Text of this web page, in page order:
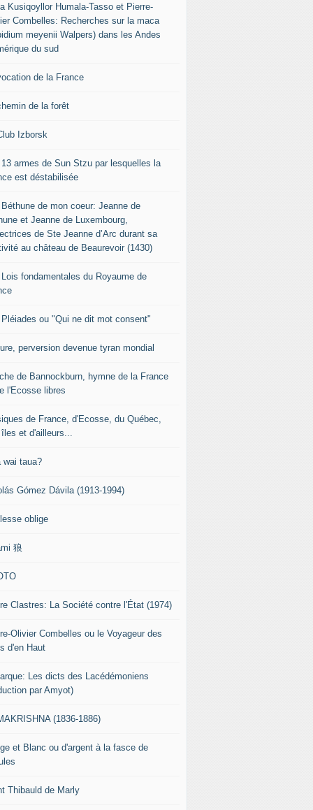
Kusiqoyllor Humala-Tasso et Pierre-
Combelles: Recherches sur la maca
meyenii Walpers) dans les Andes
du sud
de la France
de la forêt
Izborsk
13 armes de Sun Stzu par lesquelles la
est déstabilisée
de mon coeur: Jeanne de
et Jeanne de Luxembourg,
de Ste Jeanne d’Arc durant sa
au château de Beaurevoir (1430)
fondamentales du Royaume de
Pléiades ou "Qui ne dit mot consent"
perversion devenue tyran mondial
de Bannockburn, hymne de la France
l'Ecosse libres
de France, d'Ecosse, du Québec,
et d'ailleurs...
wai taua?
Gómez Dávila (1913-1994)
oblige
狼
Clastres: La Société contre l'État (1974)
Olivier Combelles ou le Voyageur des
d'en Haut
Les dicts des Lacédémoniens
par Amyot)
(1836-1886)
et Blanc ou d'argent à la fasce de
Thibauld de Marly